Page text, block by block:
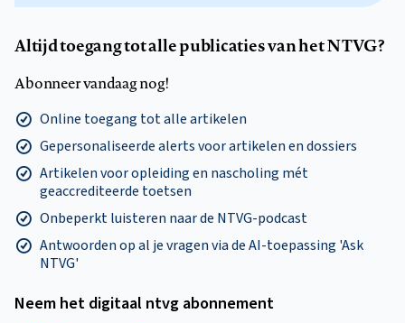
Altijd toegang tot alle publicaties van het NTVG?
Abonneer vandaag nog!
Online toegang tot alle artikelen
Gepersonaliseerde alerts voor artikelen en dossiers
Artikelen voor opleiding en nascholing mét
geaccrediteerde toetsen
Onbeperkt luisteren naar de NTVG-podcast
Antwoorden op al je vragen via de AI-toepassing 'Ask
NTVG'
Neem het digitaal ntvg abonnement